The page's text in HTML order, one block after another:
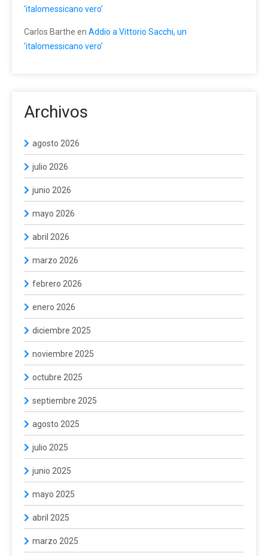
‘italomessicano vero’
Carlos Barthe en Addio a Vittorio Sacchi, un
‘italomessicano vero’
Archivos
agosto 2026
julio 2026
junio 2026
mayo 2026
abril 2026
marzo 2026
febrero 2026
enero 2026
diciembre 2025
noviembre 2025
octubre 2025
septiembre 2025
agosto 2025
julio 2025
junio 2025
mayo 2025
abril 2025
marzo 2025